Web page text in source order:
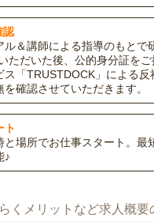
認
ル＆講師による指導のもとで
ただいた後、公的身分証を
ス「TRUSTDOCK」による
確認させていただきます。
ト
と場所でお仕事スタート。最
♪
くメリットなど求人概要